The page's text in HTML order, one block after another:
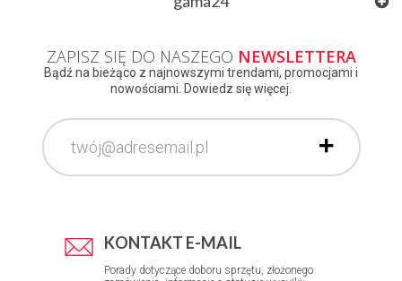
ZAPISZ SIĘ DO NASZEGO NEWSLETTERA
Bądź na bieżąco z najnowszymi trendami, promocjami i
nowościami. Dowiedz się więcej.
KONTAKT E-MAIL
Porady dotyczące doboru sprzętu, złożonego